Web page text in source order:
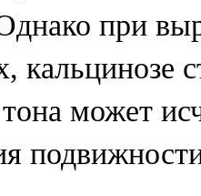
при
кальцинозе
может